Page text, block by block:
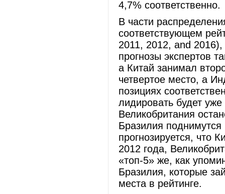
4,7%
В части
соответствующем
2011, 2012, and
прогнозы экспертов
а Китай занимал
четвертое место, а
позициях
лидировать будет
Великобритания
Бразилия поднимутся
прогнозируется, что
2012 года,
«топ-5» же, как
Бразилия, которые
места в рейтинге.